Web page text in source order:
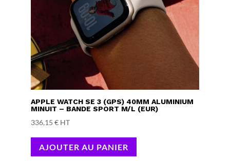
APPLE WATCH SE 3 (GPS) 40MM ALUMINIUM
MINUIT – BANDE SPORT M/L (EUR)
336,15 € HT
AJOUTER AU PANIER